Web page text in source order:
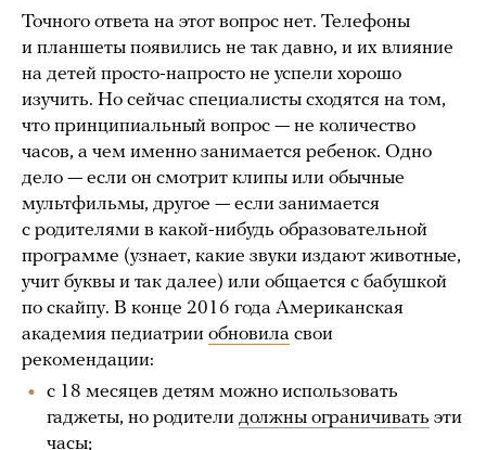
Точного ответа на этот вопрос нет. Телефоны
и планшеты появились не так давно, и их влияние
на детей просто-напросто не успели хорошо
изучить. Но сейчас специалисты сходятся на том,
что принципиальный вопрос — не количество
часов, а чем именно занимается ребенок. Одно
дело — если он смотрит клипы или обычные
мультфильмы, другое — если занимается
с родителями в какой-нибудь образовательной
программе (узнает, какие звуки издают животные,
учит буквы и так далее) или общается с бабушкой
по скайпу. В конце 2016 года Американская
академия педиатрии обновила свои
рекомендации:
с 18 месяцев детям можно использовать
гаджеты, но родители должны ограничивать эти
часы;